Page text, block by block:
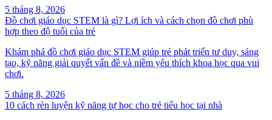
5 tháng 8, 2026
Đồ chơi giáo dục STEM là gì? Lợi ích và cách chọn đồ chơi phù
hợp theo độ tuổi của trẻ
Khám phá đồ chơi giáo dục STEM giúp trẻ phát triển tư duy, sáng
tạo, kỹ năng giải quyết vấn đề và niềm yêu thích khoa học qua vui
chơi.
5 tháng 8, 2026
10 cách rèn luyện kỹ năng tự học cho trẻ tiểu học tại nhà